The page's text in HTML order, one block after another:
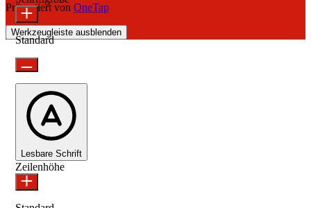
Präsentiert von OneTap
Werkzeugleiste ausblenden
Standard
Lesbare Schrift
Zeilenhöhe